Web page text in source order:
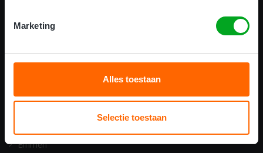
Marketing
Alles toestaan
Selectie toestaan
ONZE OPLEIDINGSLOCATIES
Barneveld
Emmen